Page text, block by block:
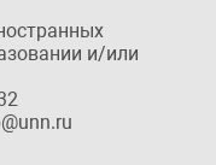
и/или